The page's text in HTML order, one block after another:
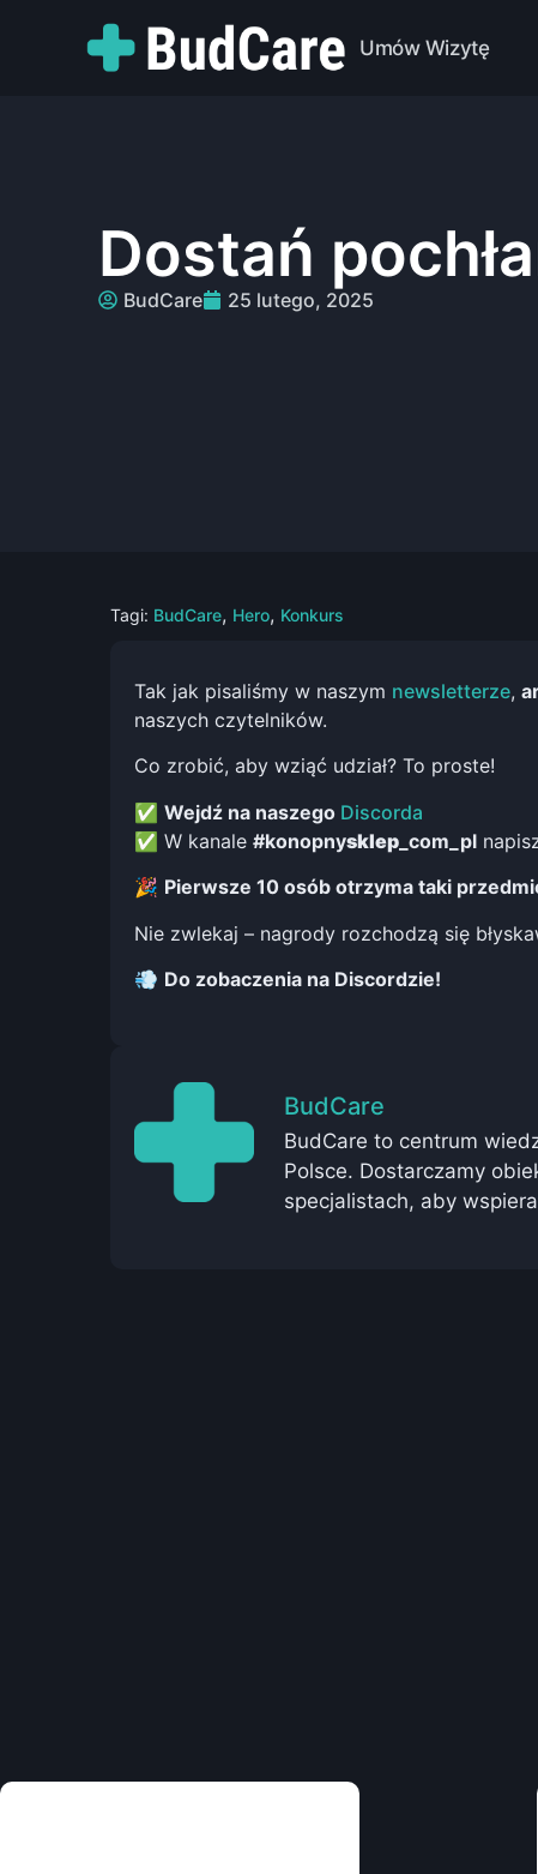
Umów Wizytę
Dostań
BudCare 25 lutego, 2025
Tagi: BudCare, Hero, Konkurs
Tak jak pisaliśmy w naszym newsletterze,
naszych czytelników.
Co zrobić, aby wziąć udział? To proste!
✅ Wejdź na naszego Discorda
✅ W kanale #konopnysklep _com_pl
🎉 Pierwsze 10 osób otrzyma taki
Nie zwlekaj – nagrody rozchodzą się
💨 Do zobaczenia na Discordzie!
BudCare
BudCare to centrum
Polsce. Dostarczamy
specjalistach, aby